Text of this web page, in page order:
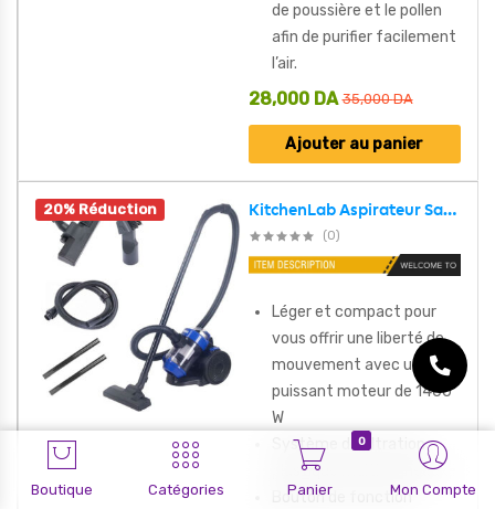
Boutique Catégories
0
Panier Mon Compte
de poussière et le pollen
afin de purifier facilement
l’air.
35,000DA
28,000 DA
Ajouter au panier
20% Réduction KitchenLab Aspirateur Sans Sac 4en1 Multi-Cyclonique 1400W – مكنسة كهربائية
(0)
Léger et compact pour
vous offrir une liberté de
mouvement avec un
puissant moteur de 1400
W
Système de filtration
plastique multi-anneaux
Bouton de fonction